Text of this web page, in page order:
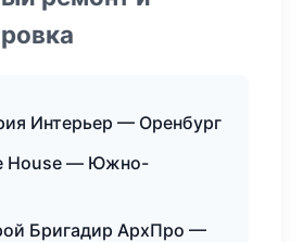
Интерьер — Оренбург
House — Южно-
Бригадир АрхПро —